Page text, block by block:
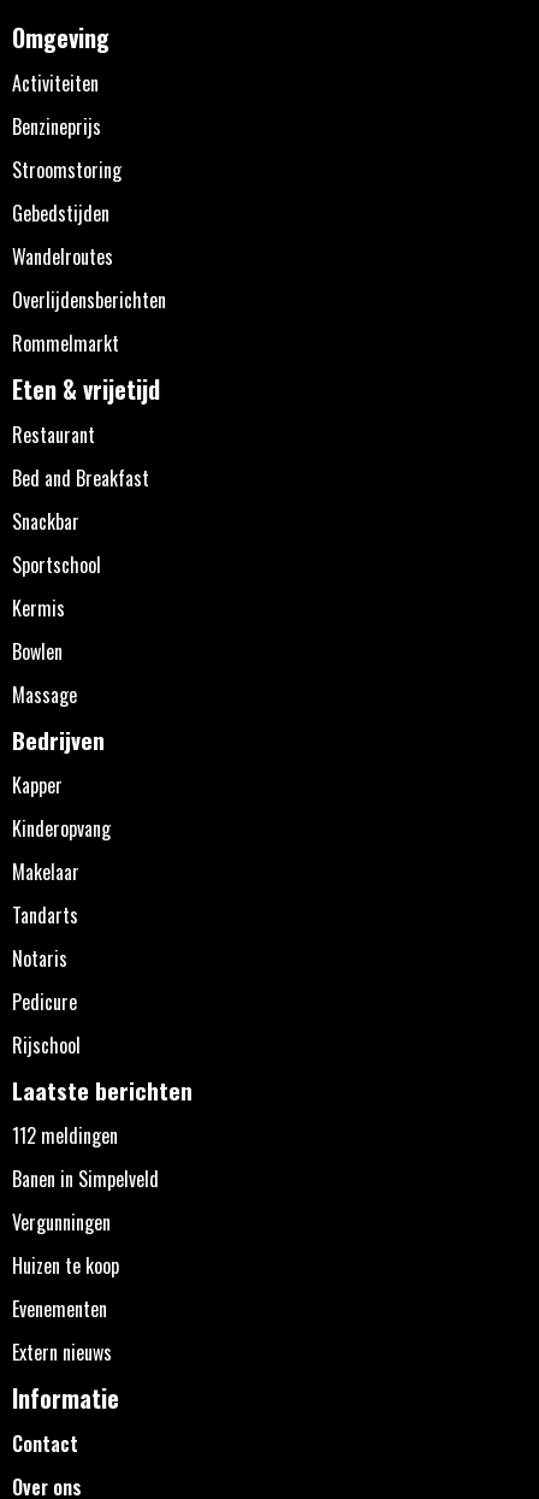
Omgeving
Activiteiten
Benzineprijs
Stroomstoring
Gebedstijden
Wandelroutes
Overlijdensberichten
Rommelmarkt
Eten & vrijetijd
Restaurant
Bed and Breakfast
Snackbar
Sportschool
Kermis
Bowlen
Massage
Bedrijven
Kapper
Kinderopvang
Makelaar
Tandarts
Notaris
Pedicure
Rijschool
Laatste berichten
112 meldingen
Banen in Simpelveld
Vergunningen
Huizen te koop
Evenementen
Extern nieuws
Informatie
Contact
Over ons